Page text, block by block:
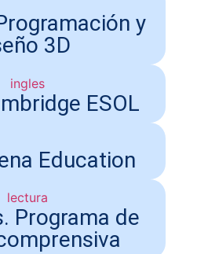
y
3D
ESOL
Education
Programa de